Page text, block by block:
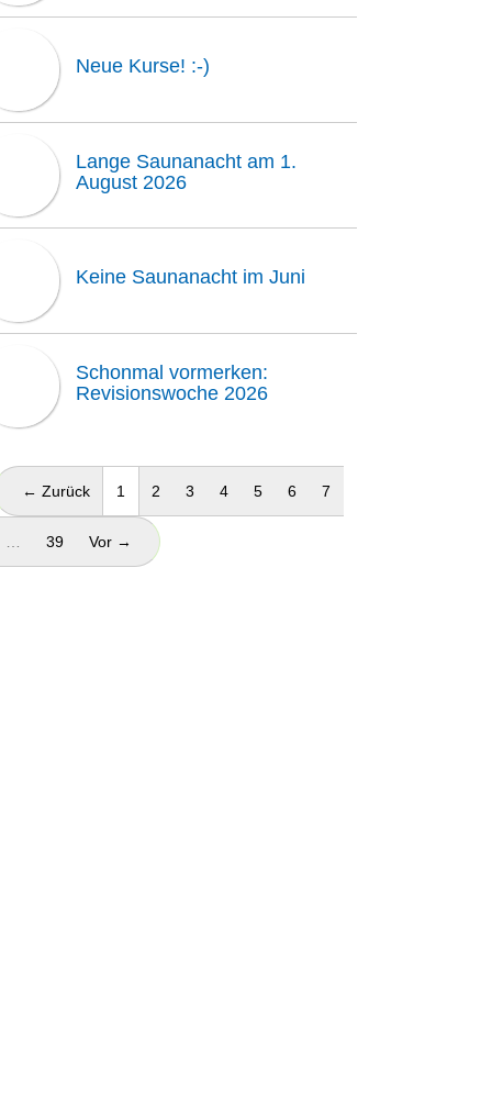
Neue Kurse! :-)
Lange Saunanacht am 1.
August 2026
Keine Saunanacht im Juni
Schonmal vormerken:
Revisionswoche 2026
← Zurück 1 (aktuell)
2 3 4 5 6 7
39 Vor →